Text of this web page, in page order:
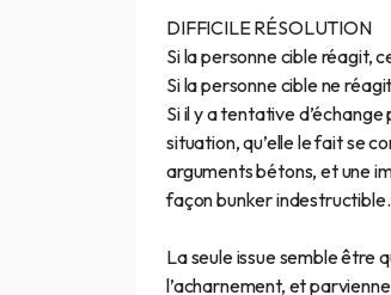
DIFFICILE RÉSOLUTION
Si la personne cible réagit,
Si la personne cible ne
Si il y a tentative
situation, qu’elle le fait se
arguments bétons, et une
façon bunker indestructible.
La seule issue semble être
l’acharnement, et